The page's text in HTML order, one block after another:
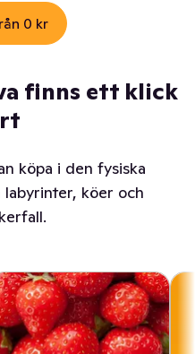
0 kr
finns ett klick
köpa i den fysiska
köer och